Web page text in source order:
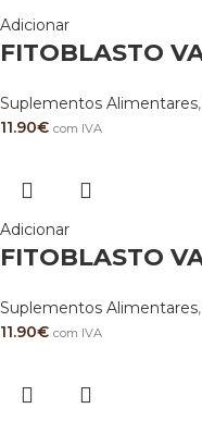
Adicionar
FITOBLASTO
Suplementos Alimentares,
11.90€ com IVA
Adicionar
FITOBLASTO
Suplementos Alimentares,
11.90€ com IVA